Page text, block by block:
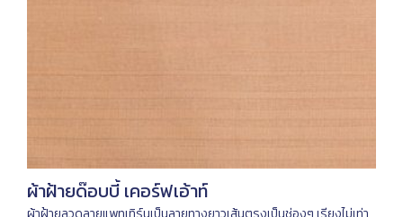
ผ้าฝ้ายด๊อบบี้ เคอร์ฟเอ้าท์